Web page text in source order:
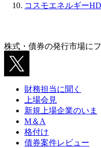
コスモエネルギー
株式・債券の発行市場に
財務担当に聞く
上場会見
新規上場企業のいま
M＆A
格付け
債券案件レビュー